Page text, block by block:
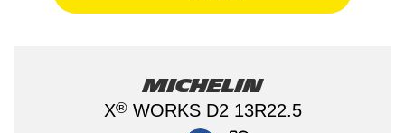
MICHELIN
X®WORKS D2 13R22.5